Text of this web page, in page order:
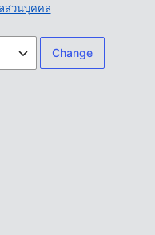
ส่วนบุคคล